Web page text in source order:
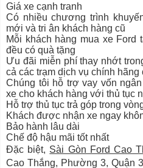
Giá xe cạnh tranh
Có nhiều chương trình
mới và tri ân khách hàng cũ
Mỗi khách hàng mua xe Ford
đều có quà tặng
Ưu đãi miễn phí thay nhớt
cả các trạm dịch vụ chính hãng
Chúng tôi hỗ trợ vay vốn
xe cho khách hàng với thủ tục
Hỗ trợ thủ tục trả góp trong
Khách được nhận xe ngay
Bảo hành lâu dài
Chế độ hậu mãi tốt nhất
Đặc biệt, Sài Gòn Ford Cao
Cao Thắng, Phường 3, Quận